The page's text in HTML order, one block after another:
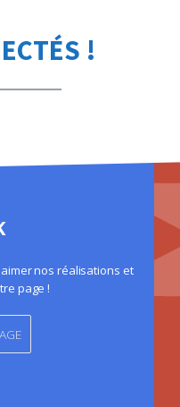
!
aimer nos réalisations et
page !